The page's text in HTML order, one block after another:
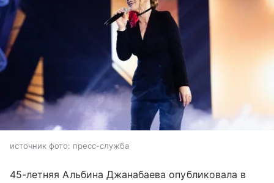
источник фото: пресс-служба
45-летняя Альбина Джанабаева опубликовала в